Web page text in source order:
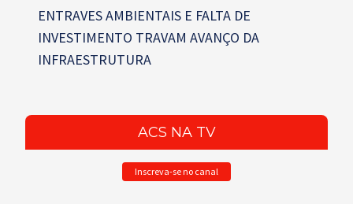
ENTRAVES AMBIENTAIS E FALTA DE
INVESTIMENTO TRAVAM AVANÇO DA
INFRAESTRUTURA
ACS NA TV
Inscreva-se no canal